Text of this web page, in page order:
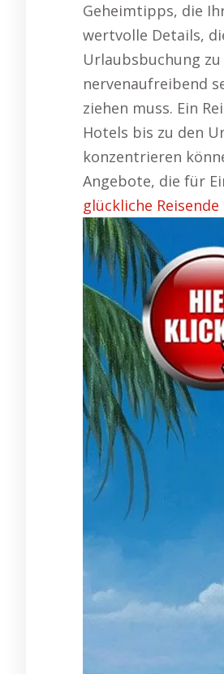
Geheimtipps, die
wertvolle Details,
Urlaubsbuchung
nervenaufreibend
ziehen muss. Ein
Hotels bis zu den
konzentrieren
Angebote, die für
glückliche